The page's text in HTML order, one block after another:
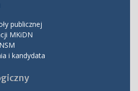
publicznej
MKiDN
i kandydata